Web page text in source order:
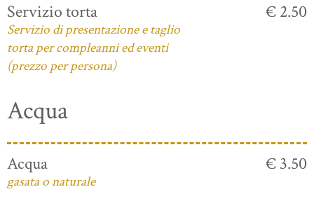
Servizio torta
Servizio di presentazione e taglio
torta per compleanni ed eventi
(prezzo per persona)
€ 2.50
Acqua
Acqua
gasata o naturale
€ 3.50